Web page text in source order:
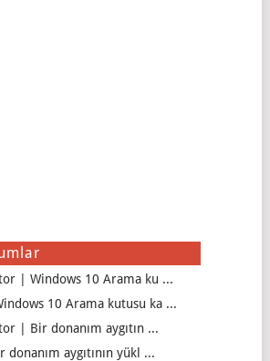
| Windows 10 Arama ku ...
10 Arama kutusu ka ...
| Bir donanım aygıtın ...
aygıtının yükl ...